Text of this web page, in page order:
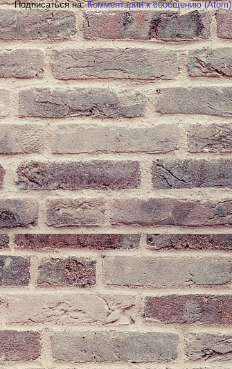
Подписаться на:Комментарии к сообщению (Atom)